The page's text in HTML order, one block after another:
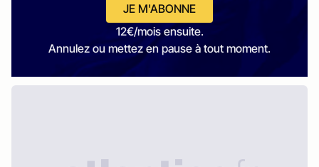
JE M'ABONNE
12€/mois ensuite.
Annulez ou mettez en pause à tout moment.